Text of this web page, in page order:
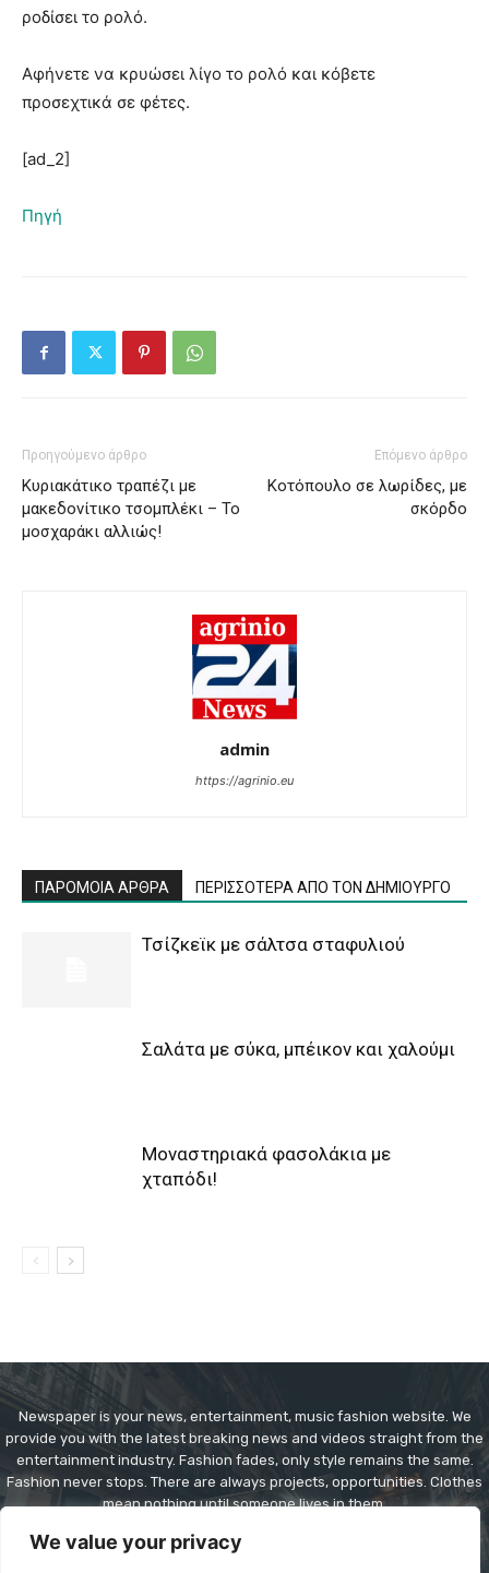
We value your privacy
ροδίσει το ρολό.
Αφήνετε να κρυώσει λίγο το ρολό και κόβετε
προσεχτικά σε φέτες.
[ad_2]
Πηγή
Προηγούμενο άρθρο
Κυριακάτικο τραπέζι με
μακεδονίτικο τσομπλέκι – Το
μοσχαράκι αλλιώς!
Επόμενο άρθρο
Κοτόπουλο σε λωρίδες, με
σκόρδο
admin
https://agrinio.eu
ΠΑΡΟΜΟΙΑ ΑΡΘΡΑ ΠΕΡΙΣΣΟΤΕΡΑ ΑΠΟ ΤΟΝ ΔΗΜΙΟΥΡΓΟ
Τσίζκεϊκ με σάλτσα σταφυλιού
Σαλάτα με σύκα, μπέικον και χαλούμι
Μοναστηριακά φασολάκια με
χταπόδι!
Newspaper is your news, entertainment, music fashion website. We
provide you with the latest breaking news and videos straight from the
entertainment industry. Fashion fades, only style remains the same.
Fashion never stops. There are always projects, opportunities. Clothes
mean nothing until someone lives in them.
Contact us:contact@yoursite.com